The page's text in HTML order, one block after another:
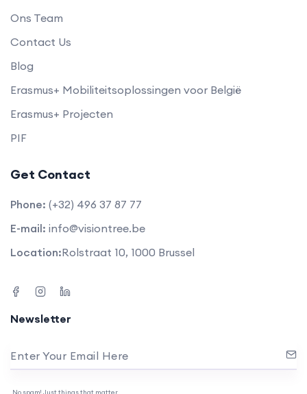
Ons Team
Contact Us
Blog
Erasmus+ Mobiliteitsoplossingen voor België
Erasmus+ Projecten
PIF
Get Contact
Phone: (+32) 496 37 87 77
E-mail: info@visiontree.be
Location:Rolstraat 10, 1000 Brussel
Newsletter
Enter Your Email Here
No spam! Just things that matter.